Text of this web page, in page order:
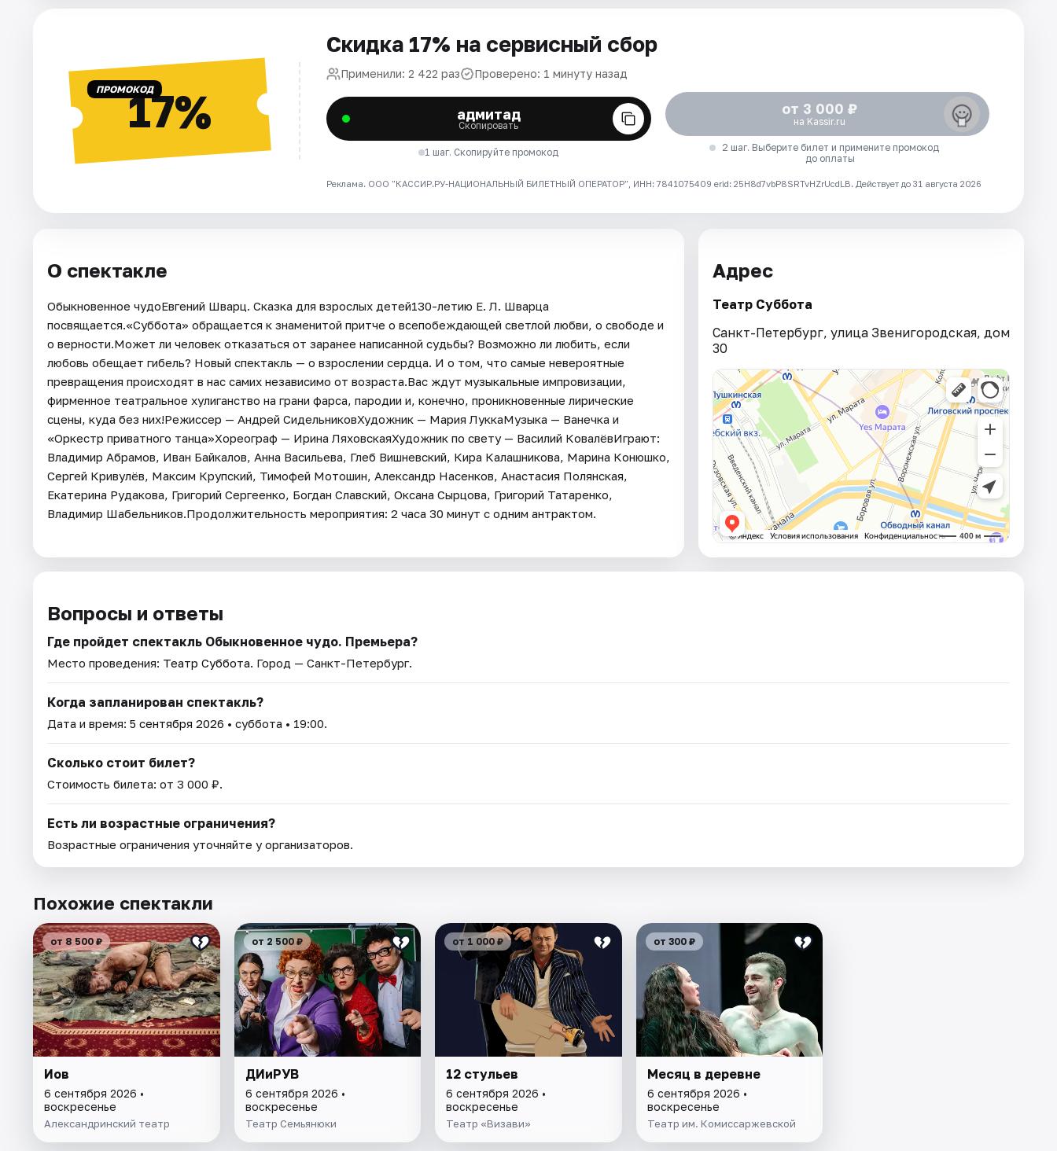
ПРОМОКОД17%
Скидка 17% на сервисный сбор
Применили: 2 422 раз Проверено: 1 минуту назад
адмитад
Скопировать
1 шаг. Скопируйте промокод
от 3 000 ₽
на Kassir.ru
2 шаг. Выберите билет и примените промокод
до оплаты
Реклама. ООО "КАССИР.РУ-НАЦИОНАЛЬНЫЙ БИЛЕТНЫЙ ОПЕРАТОР", ИНН: 7841075409 erid: 25H8d7vbP8SRTvHZrUcdLB. Действует до 31 августа 2026
О спектакле
Обыкновенное чудоЕвгений Шварц. Сказка для взрослых детей130-летию Е. Л. Шварца
посвящается.«Суббота» обращается к знаменитой притче о всепобеждающей светлой любви, о свободе и
о верности.Может ли человек отказаться от заранее написанной судьбы? Возможно ли любить, если
любовь обещает гибель? Новый спектакль — о взрослении сердца. И о том, что самые невероятные
превращения происходят в нас самих независимо от возраста.Вас ждут музыкальные импровизации,
фирменное театральное хулиганство на грани фарса, пародии и, конечно, проникновенные лирические
сцены, куда без них!Режиссер — Андрей СидельниковХудожник — Мария ЛуккаМузыка — Ванечка и
«Оркестр приватного танца»Хореограф — Ирина ЛяховскаяХудожник по свету — Василий КовалёвИграют:
Владимир Абрамов, Иван Байкалов, Анна Васильева, Глеб Вишневский, Кира Калашникова, Марина Конюшко,
Сергей Кривулёв, Максим Крупский, Тимофей Мотошин, Александр Насенков, Анастасия Полянская,
Екатерина Рудакова, Григорий Сергеенко, Богдан Славский, Оксана Сырцова, Григорий Татаренко,
Владимир Шабельников.Продолжительность мероприятия: 2 часа 30 минут с одним антрактом.
Адрес
Театр Суббота
Санкт-Петербург, улица Звенигородская, дом
30
Вопросы и ответы
Где пройдет спектакль Обыкновенное чудо. Премьера?
Место проведения: Театр Суббота. Город — Санкт-Петербург.
Когда запланирован спектакль?
Дата и время: 5 сентября 2026 • суббота • 19:00.
Сколько стоит билет?
Стоимость билета: от 3 000 ₽.
Есть ли возрастные ограничения?
Возрастные ограничения уточняйте у организаторов.
Похожие спектакли
от 8 500 ₽
Иов
6 сентября 2026 •
воскресенье
Александринский театр
от 2 500 ₽
ДИиРУВ
6 сентября 2026 •
воскресенье
Театр Семьянюки
от 1 000 ₽
12 стульев
6 сентября 2026 •
воскресенье
Театр «Визави»
от 300 ₽
Месяц в деревне
6 сентября 2026 •
воскресенье
Театр им. Комиссаржевской